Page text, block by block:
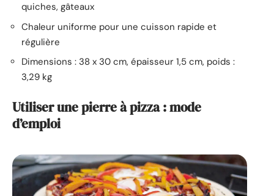
quiches, gâteaux
Chaleur uniforme pour une cuisson rapide et
régulière
Dimensions : 38 x 30 cm, épaisseur 1,5 cm, poids :
3,29 kg
Utiliser une pierre à pizza : mode
d’emploi